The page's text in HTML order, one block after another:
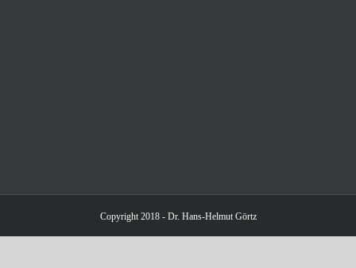
Copyright 2018 - Dr. Hans-Helmut Görtz